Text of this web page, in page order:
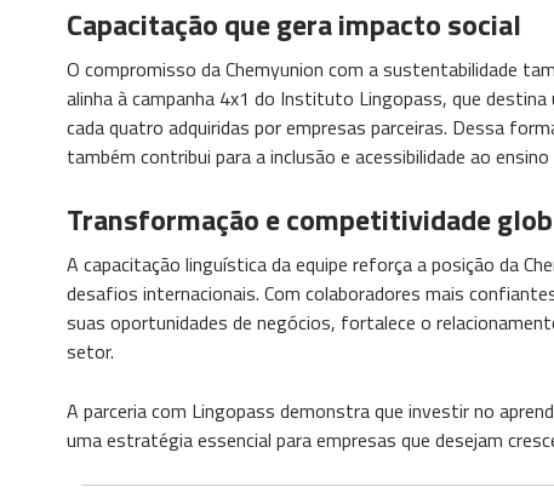
Capacitação que gera impacto social
O compromisso da Chemyunion com a sustentabilidade
alinha à campanha 4x1 do Instituto Lingopass, que destina
cada quatro adquiridas por empresas parceiras. Dessa
também contribui para a inclusão e acessibilidade ao
Transformação e competitividade
A capacitação linguística da equipe reforça a posição da
desafios internacionais. Com colaboradores mais
suas oportunidades de negócios, fortalece o
setor.
A parceria com Lingopass demonstra que investir no
uma estratégia essencial para empresas que desejam